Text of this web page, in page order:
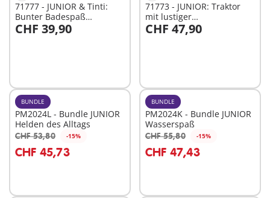
71777 - JUNIOR & Tinti:
Bunter Badespaß
Adventskalender
CHF 39,90
In den Warenkorb
71773 - JUNIOR: Traktor
mit lustiger
Pflanzmaschine
CHF 47,90
In den Warenkorb
BUNDLE
PM2024L - Bundle JUNIOR
Helden des Alltags
CHF 53,80 -15%
CHF 45,73
In den Warenkorb
BUNDLE
PM2024K - Bundle JUNIOR
Wasserspaß
CHF 55,80 -15%
CHF 47,43
In den Warenkorb